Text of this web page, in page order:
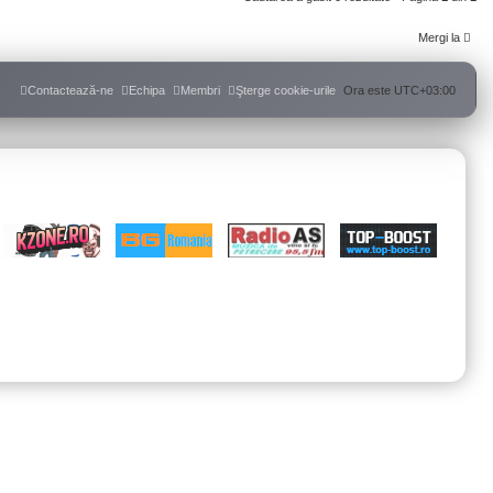
Mergi la
Ora este UTC+03:00
Şterge cookie-urile
Membri
Echipa
Contactează-ne